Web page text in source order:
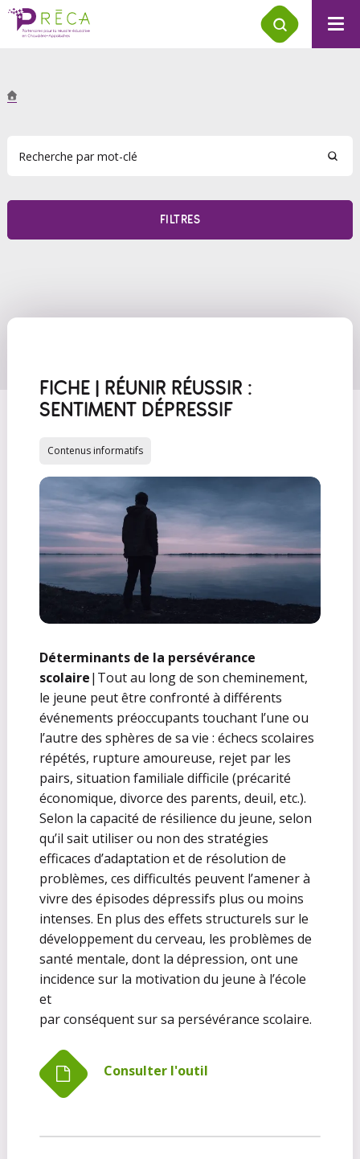
FILTRES
FICHE | RÉUNIR RÉUSSIR :
SENTIMENT DÉPRESSIF
Contenus informatifs
Déterminants de la persévérance
scolaire|Tout au long de son cheminement,
le jeune peut être confronté à différents
événements préoccupants touchant l’une ou
l’autre des sphères de sa vie : échecs scolaires
répétés, rupture amoureuse, rejet par les
pairs, situation familiale difficile (précarité
économique, divorce des parents, deuil, etc.).
Selon la capacité de résilience du jeune, selon
qu’il sait utiliser ou non des stratégies
efficaces d’adaptation et de résolution de
problèmes, ces difficultés peuvent l’amener à
vivre des épisodes dépressifs plus ou moins
intenses. En plus des effets structurels sur le
développement du cerveau, les problèmes de
santé mentale, dont la dépression, ont une
incidence sur la motivation du jeune à l’école
et
par conséquent sur sa persévérance scolaire.
Consulter l'outil